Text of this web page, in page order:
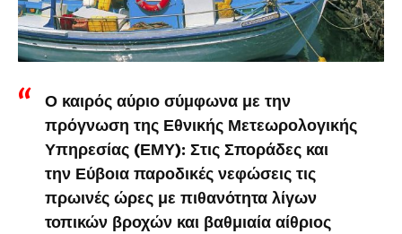
Ο καιρός αύριο σύμφωνα με την
πρόγνωση της Εθνικής Μετεωρολογικής
Υπηρεσίας (ΕΜΥ): Στις Σποράδες και
την Εύβοια παροδικές νεφώσεις τις
πρωινές ώρες με πιθανότητα λίγων
τοπικών βροχών και βαθμιαία αίθριος